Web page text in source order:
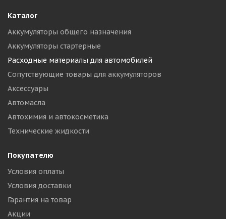
Каталог
Аккумуляторы общего назначения
Аккумуляторы стартерные
Расходные материалы для автомобилей
Сопутствующие товары для аккумуляторов
Аксессуары
Автомасла
Автохимия и автокосметика
Технические жидкости
Покупателю
Условия оплаты
Условия доставки
Гарантия на товар
Акции